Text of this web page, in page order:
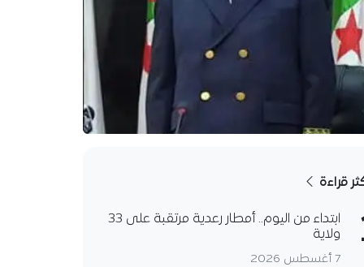
قراءة
ابتداء من اليوم.. أمطار رعدية مرتقبة على 33
ولاية
7 أغسطس 2026